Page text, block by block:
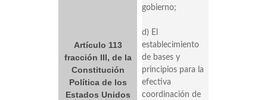
Artículo 113
fracción III, de la
Constitución
Política de los
Estados Unidos
gobierno;
d) El
establecimiento
de bases y
principios para la
efectiva
coordinación de